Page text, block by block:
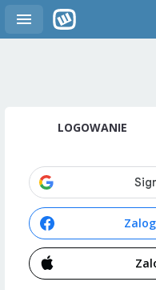
LOGOWANIE